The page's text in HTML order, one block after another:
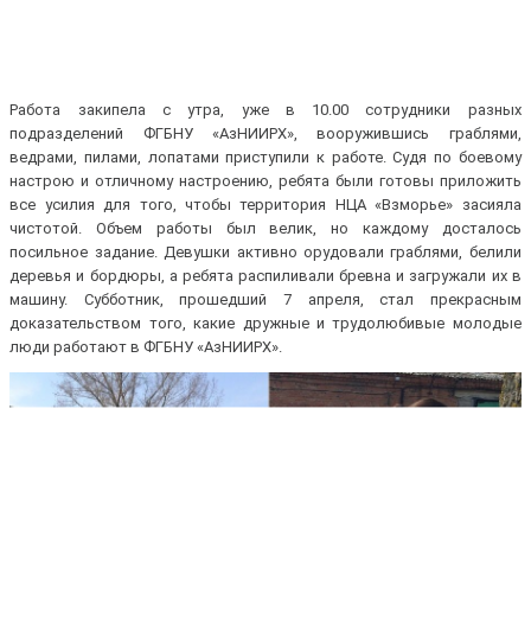
Работа закипела с утра, уже в 10.00 сотрудники разных
подразделений ФГБНУ «АзНИИРХ», вооружившись граблями,
ведрами, пилами, лопатами приступили к работе. Судя по боевому
настрою и отличному настроению, ребята были готовы приложить
все усилия для того, чтобы территория НЦA «Взморье» засияла
чистотой. Объем работы был велик, но каждому досталось
посильное задание. Девушки активно орудовали граблями, белили
деревья и бордюры, а ребята распиливали бревна и загружали их в
машину. Субботник, прошедший 7 апреля, стал прекрасным
доказательством того, какие дружные и трудолюбивые молодые
люди работают в ФГБНУ «АзНИИРХ».